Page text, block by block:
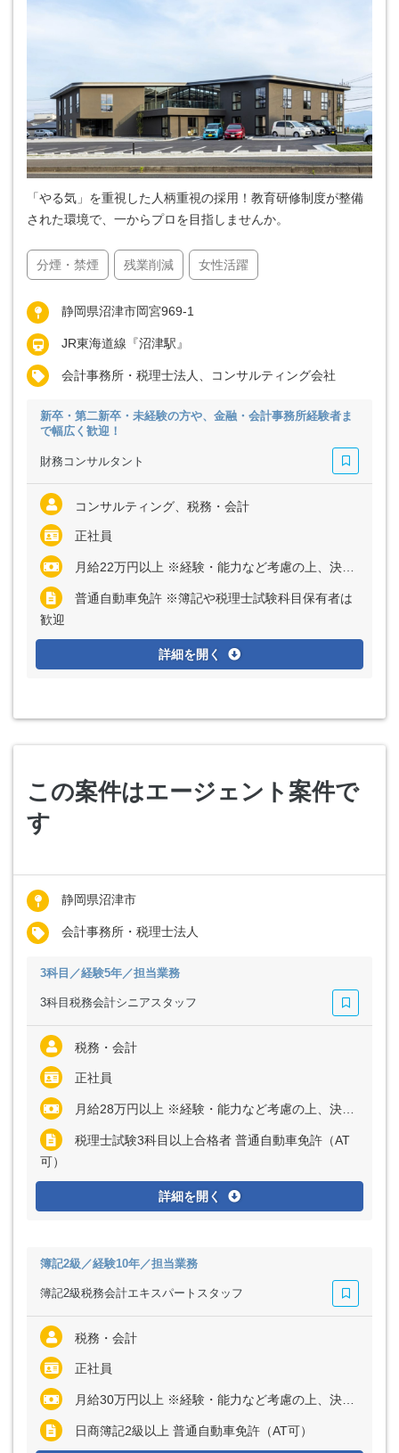
「やる気」を重視した人柄重視の採用！教育研修制度が整備
された環境で、一からプロを目指しませんか。
分煙・禁煙 残業削減 女性活躍
静岡県沼津市岡宮969-1
JR東海道線『沼津駅』
会計事務所・税理士法人、コンサルティング会社
新卒・第二新卒・未経験の方や、金融・会計事務所経験者ま
で幅広く歓迎！
財務コンサルタント
コンサルティング、税務・会計
正社員
月給22万円以上 ※経験・能力など考慮の上、決定いたします ※残業代は全額支給
普通自動車免許 ※簿記や税理士試験科目保有者は
歓迎
詳細を開く
この案件はエージェント案件で
す
静岡県沼津市
会計事務所・税理士法人
3科目／経験5年／担当業務
3科目税務会計シニアスタッフ
税務・会計
正社員
月給28万円以上 ※経験・能力など考慮の上、決定いたします
税理士試験3科目以上合格者 普通自動車免許（AT
可）
詳細を開く
簿記2級／経験10年／担当業務
簿記2級税務会計エキスパートスタッフ
税務・会計
正社員
月給30万円以上 ※経験・能力など考慮の上、決定いたします
日商簿記2級以上 普通自動車免許（AT可）